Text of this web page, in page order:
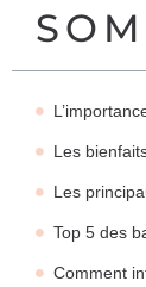
Les
Les
Top 5 des
Comment